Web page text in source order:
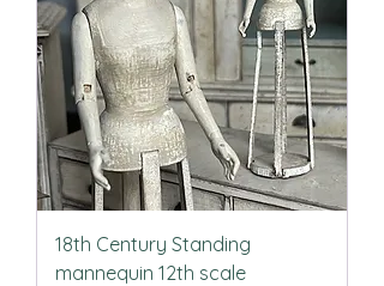
18th Century Standing
mannequin 12th scale